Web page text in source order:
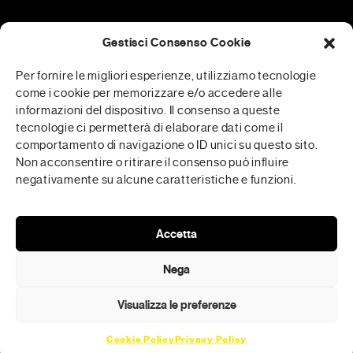
Gestisci Consenso Cookie
Per fornire le migliori esperienze, utilizziamo tecnologie
come i cookie per memorizzare e/o accedere alle
informazioni del dispositivo. Il consenso a queste
tecnologie ci permetterà di elaborare dati come il
comportamento di navigazione o ID unici su questo sito.
Non acconsentire o ritirare il consenso può influire
negativamente su alcune caratteristiche e funzioni.
Accetta
Nega
Visualizza le preferenze
Cookie Policy Privacy Policy
Patrocini
RFP è realizzata in collaborazione con
Media Partner